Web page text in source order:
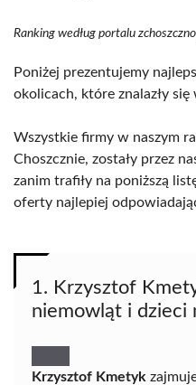
Ranking według portalu
Poniżej prezentujemy
okolicach, które znalazły
Wszystkie firmy w naszym
Choszcznie, zostały przez
zanim trafiły na poniższą
oferty najlepiej
1. Krzysztof
niemowląt i dzieci
Krzysztof Kmetyk